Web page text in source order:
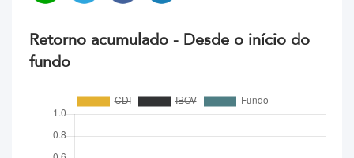
Retorno acumulado - Desde o início do
fundo